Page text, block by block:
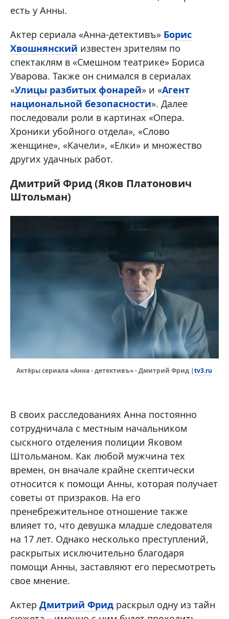
есть у Анны.
Актер сериала «Анна-детективъ» Борис
Хвошнянский известен зрителям по
спектаклям в «Смешном театрике» Бориса
Уварова. Также он снимался в сериалах
«Улицы разбитых фонарей» и «Агент
национальной безопасности». Далее
последовали роли в картинах «Опера.
Хроники убойного отдела», «Слово
женщине», «Качели», «Елки» и множество
других удачных работ.
Дмитрий Фрид (Яков Платонович
Штольман)
Актёры сериала «Анна - детективъ» - Дмитрий Фрид |tv3.ru
В своих расследованиях Анна постоянно
сотрудничала с местным начальником
сыскного отделения полиции Яковом
Штольманом. Как любой мужчина тех
времен, он вначале крайне скептически
относится к помощи Анны, которая получает
советы от призраков. На его
пренебрежительное отношение также
влияет то, что девушка младше следователя
на 17 лет. Однако несколько преступлений,
раскрытых исключительно благодаря
помощи Анны, заставляют его пересмотреть
свое мнение.
Актер Дмитрий Фрид раскрыл одну из тайн